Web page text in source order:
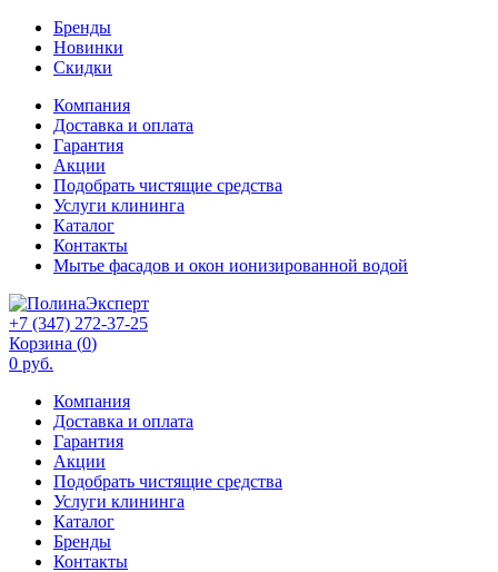
Бренды
Новинки
Скидки
Компания
Доставка и оплата
Гарантия
Акции
Подобрать чистящие средства
Услуги клининга
Каталог
Контакты
Мытье фасадов и окон ионизированной водой
+7 (347) 272-37-25
Корзина (0)
0 руб.
Компания
Доставка и оплата
Гарантия
Акции
Подобрать чистящие средства
Услуги клининга
Каталог
Бренды
Контакты